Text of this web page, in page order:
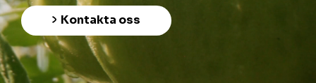
Kontakta oss